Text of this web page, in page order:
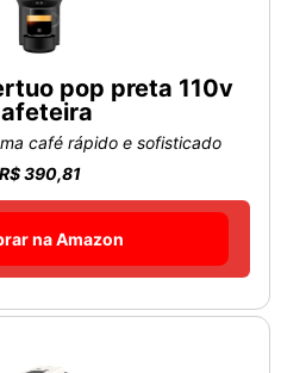
pop preta 110v
café rápido e sofisticado
R$ 390,81
na Amazon